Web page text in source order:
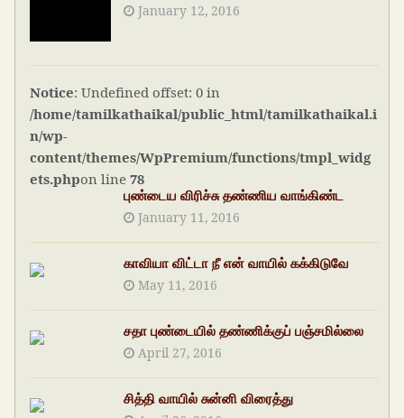
January 12, 2016
Notice: Undefined offset: 0 in
/home/tamilkathaikal/public_html/tamilkathaikal.i
n/wp-
content/themes/WpPremium/functions/tmpl_widg
ets.phpon line78
புண்டைய விரிச்சு தண்ணிய வாங்கிண்ட
January 11, 2016
காவியா விட்டா நீ என் வாயில் கக்கிடுவே
May 11, 2016
சதா புண்டையில் தண்ணிக்குப் பஞ்சமில்லை
April 27, 2016
சித்தி வாயில் சுன்னி விரைத்து